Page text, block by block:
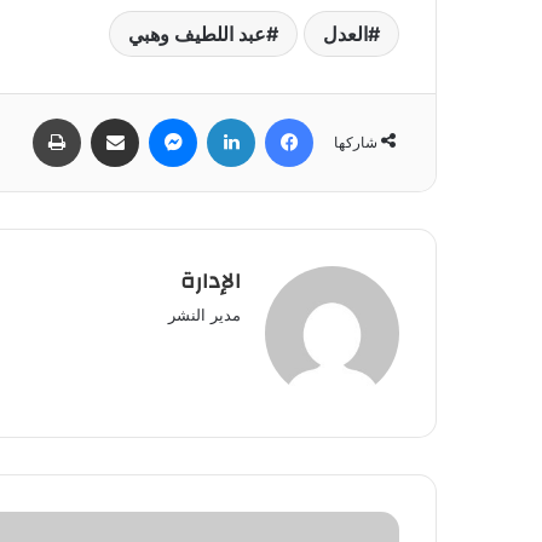
العدل عبد اللطيف وهبي
شاركها
فيسبوك لينكدإن ماسنجر مشاركة عبر البريد
الإدارة
مدير النشر
زخات